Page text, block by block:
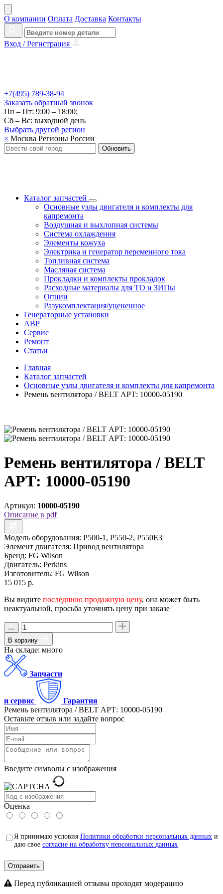
О компании Оплата Доставка Контакты
Вход /Регистрация
+7(495) 789-38-94
Заказать обратный звонок
Пн – Пт: 9:00 – 18:00;
Сб – Вс: выходной день
Выбрать другой регион
× Москва Регионы России
Обновить
Каталог запчастей
Основные узлы двигателя и комплекты для
капремонта
Воздушная и выхлопная системы
Система охлаждения
Элементы кожуха
Электрика и генератор переменного тока
Топливная система
Масляная система
Прокладки и комплекты прокладок
Расходные материалы для ТО и ЗИПы
Опции
Разукомплектация/уцененное
Генераторные установки
АВР
Сервис
Ремонт
Статьи
Главная
Каталог запчастей
Основные узлы двигателя и комплекты для капремонта
Ремень вентилятора / BELT АРТ: 10000-05190
Ремень вентилятора / BELT
АРТ: 10000-05190
Артикул: 10000-05190
Описание в pdf
Модель оборудования: P500-1, P550-2, P550E3
Элемент двигателя: Привод вентилятора
Бренд: FG Wilson
Двигатель: Perkins
Изготовитель: FG Wilson
15 015 р.
Вы видите последнюю продажную цену, она может быть
неактуальной, просьба уточнять цену при заказе
В корзину
На складе: много
Запчасти
и сервис
Гарантия
Ремень вентилятора / BELT АРТ: 10000-05190
Оставьте отзыв или задайте вопрос
Введите символы с изображения
Оценка
Я принимаю условия Политики обработки персональных данных и
даю свое согласие на обработку персональных данных
Отправить
Перед публикацией отзывы проходят модерацию